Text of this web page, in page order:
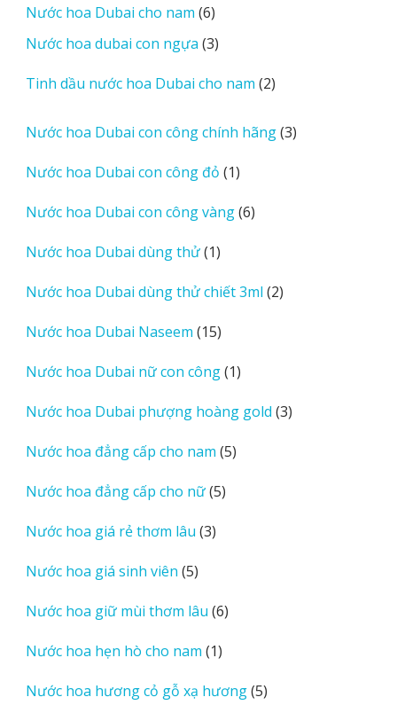
Nước hoa Dubai cho nam 66
sản
phẩm
Nước hoa dubai con ngựa 33
phẩm
Tinh dầu nước hoa Dubai cho nam 22
phẩm
Nước hoa Dubai con công chính hãng 33
Nước hoa Dubai con công đỏ 11
phẩm
Nước hoa Dubai con công vàng 66
Nước hoa Dubai dùng thử 11
phẩm
Nước hoa Dubai dùng thử chiết 3ml 22
Nước hoa Dubai Naseem 1515
phẩm
Nước hoa Dubai nữ con công 11
phẩm
Nước hoa Dubai phượng hoàng gold 33
Nước hoa đẳng cấp cho nam 55
Nước hoa đẳng cấp cho nữ 55
Nước hoa giá rẻ thơm lâu 33
Nước hoa giá sinh viên 55
phẩm
Nước hoa giữ mùi thơm lâu 66
Nước hoa hẹn hò cho nam 11
phẩm
Nước hoa hương cỏ gỗ xạ hương 55